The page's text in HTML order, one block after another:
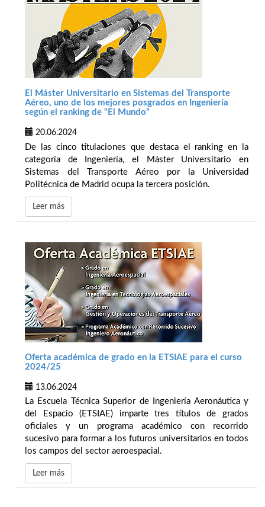
El Máster Universitario en Sistemas del Transporte
Aéreo, uno de los mejores posgrados en Ingeniería
según el ranking de “El Mundo”
20.06.2024
De las cinco titulaciones que destaca el ranking en la
categoría de Ingeniería, el Máster Universitario en
Sistemas del Transporte Aéreo por la Universidad
Politécnica de Madrid ocupa la tercera posición.
Leer más
Oferta académica de grado en la ETSIAE para el curso
2024/25
13.06.2024
La Escuela Técnica Superior de Ingeniería Aeronáutica y
del Espacio (ETSIAE) imparte tres títulos de grados
oficiales y un programa académico con recorrido
sucesivo para formar a los futuros universitarios en todos
los campos del sector aeroespacial.
Leer más